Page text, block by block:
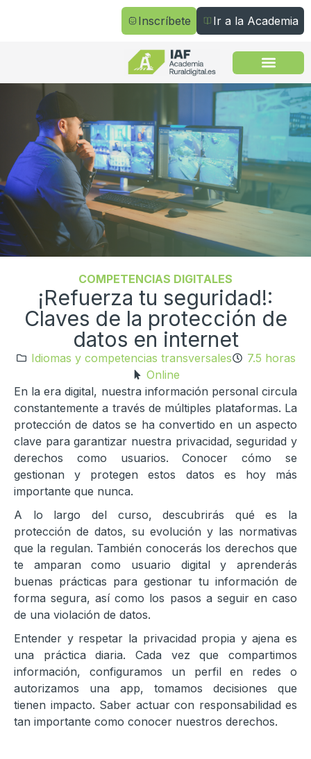
Inscríbete Ir a la Academia
COMPETENCIAS DIGITALES
¡Refuerza tu seguridad!:
Claves de la protección de
datos en internet
Idiomas y competencias transversales
7.5 horas
Online
En la era digital, nuestra información personal circula
constantemente a través de múltiples plataformas. La
protección de datos se ha convertido en un aspecto
clave para garantizar nuestra privacidad, seguridad y
derechos como usuarios. Conocer cómo se
gestionan y protegen estos datos es hoy más
importante que nunca.
A lo largo del curso, descubrirás qué es la
protección de datos, su evolución y las normativas
que la regulan. También conocerás los derechos que
te amparan como usuario digital y aprenderás
buenas prácticas para gestionar tu información de
forma segura, así como los pasos a seguir en caso
de una violación de datos.
Entender y respetar la privacidad propia y ajena es
una práctica diaria. Cada vez que compartimos
información, configuramos un perfil en redes o
autorizamos una app, tomamos decisiones que
tienen impacto. Saber actuar con responsabilidad es
tan importante como conocer nuestros derechos.